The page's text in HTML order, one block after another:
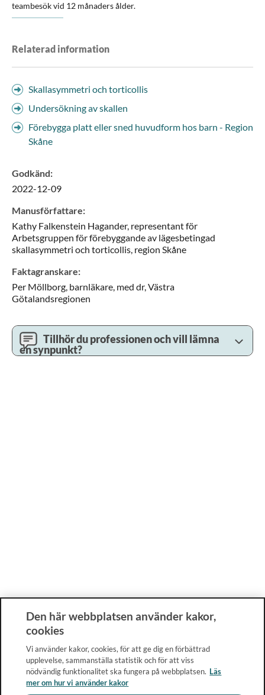
teambesök vid 12 månaders ålder.
Relaterad information
Skallasymmetri och torticollis
Undersökning av skallen
Förebygga platt eller sned huvudform hos barn - Region
Skåne
Godkänd:
2022-12-09
Manusförfattare:
Kathy Falkenstein Hagander, representant för
Arbetsgruppen för förebyggande av lägesbetingad
skallasymmetri och torticollis, region Skåne
Faktagranskare:
Per Möllborg, barnläkare, med dr,Västra
Götalandsregionen
Tillhör du professionen och vill lämna
en synpunkt?
Den här webbplatsen använder kakor,
cookies
Vi använder kakor, cookies, för att ge dig en förbättrad
upplevelse, sammanställa statistik och för att viss
nödvändig funktionalitet ska fungera på webbplatsen. Läs
mer om hur vi använder kakor